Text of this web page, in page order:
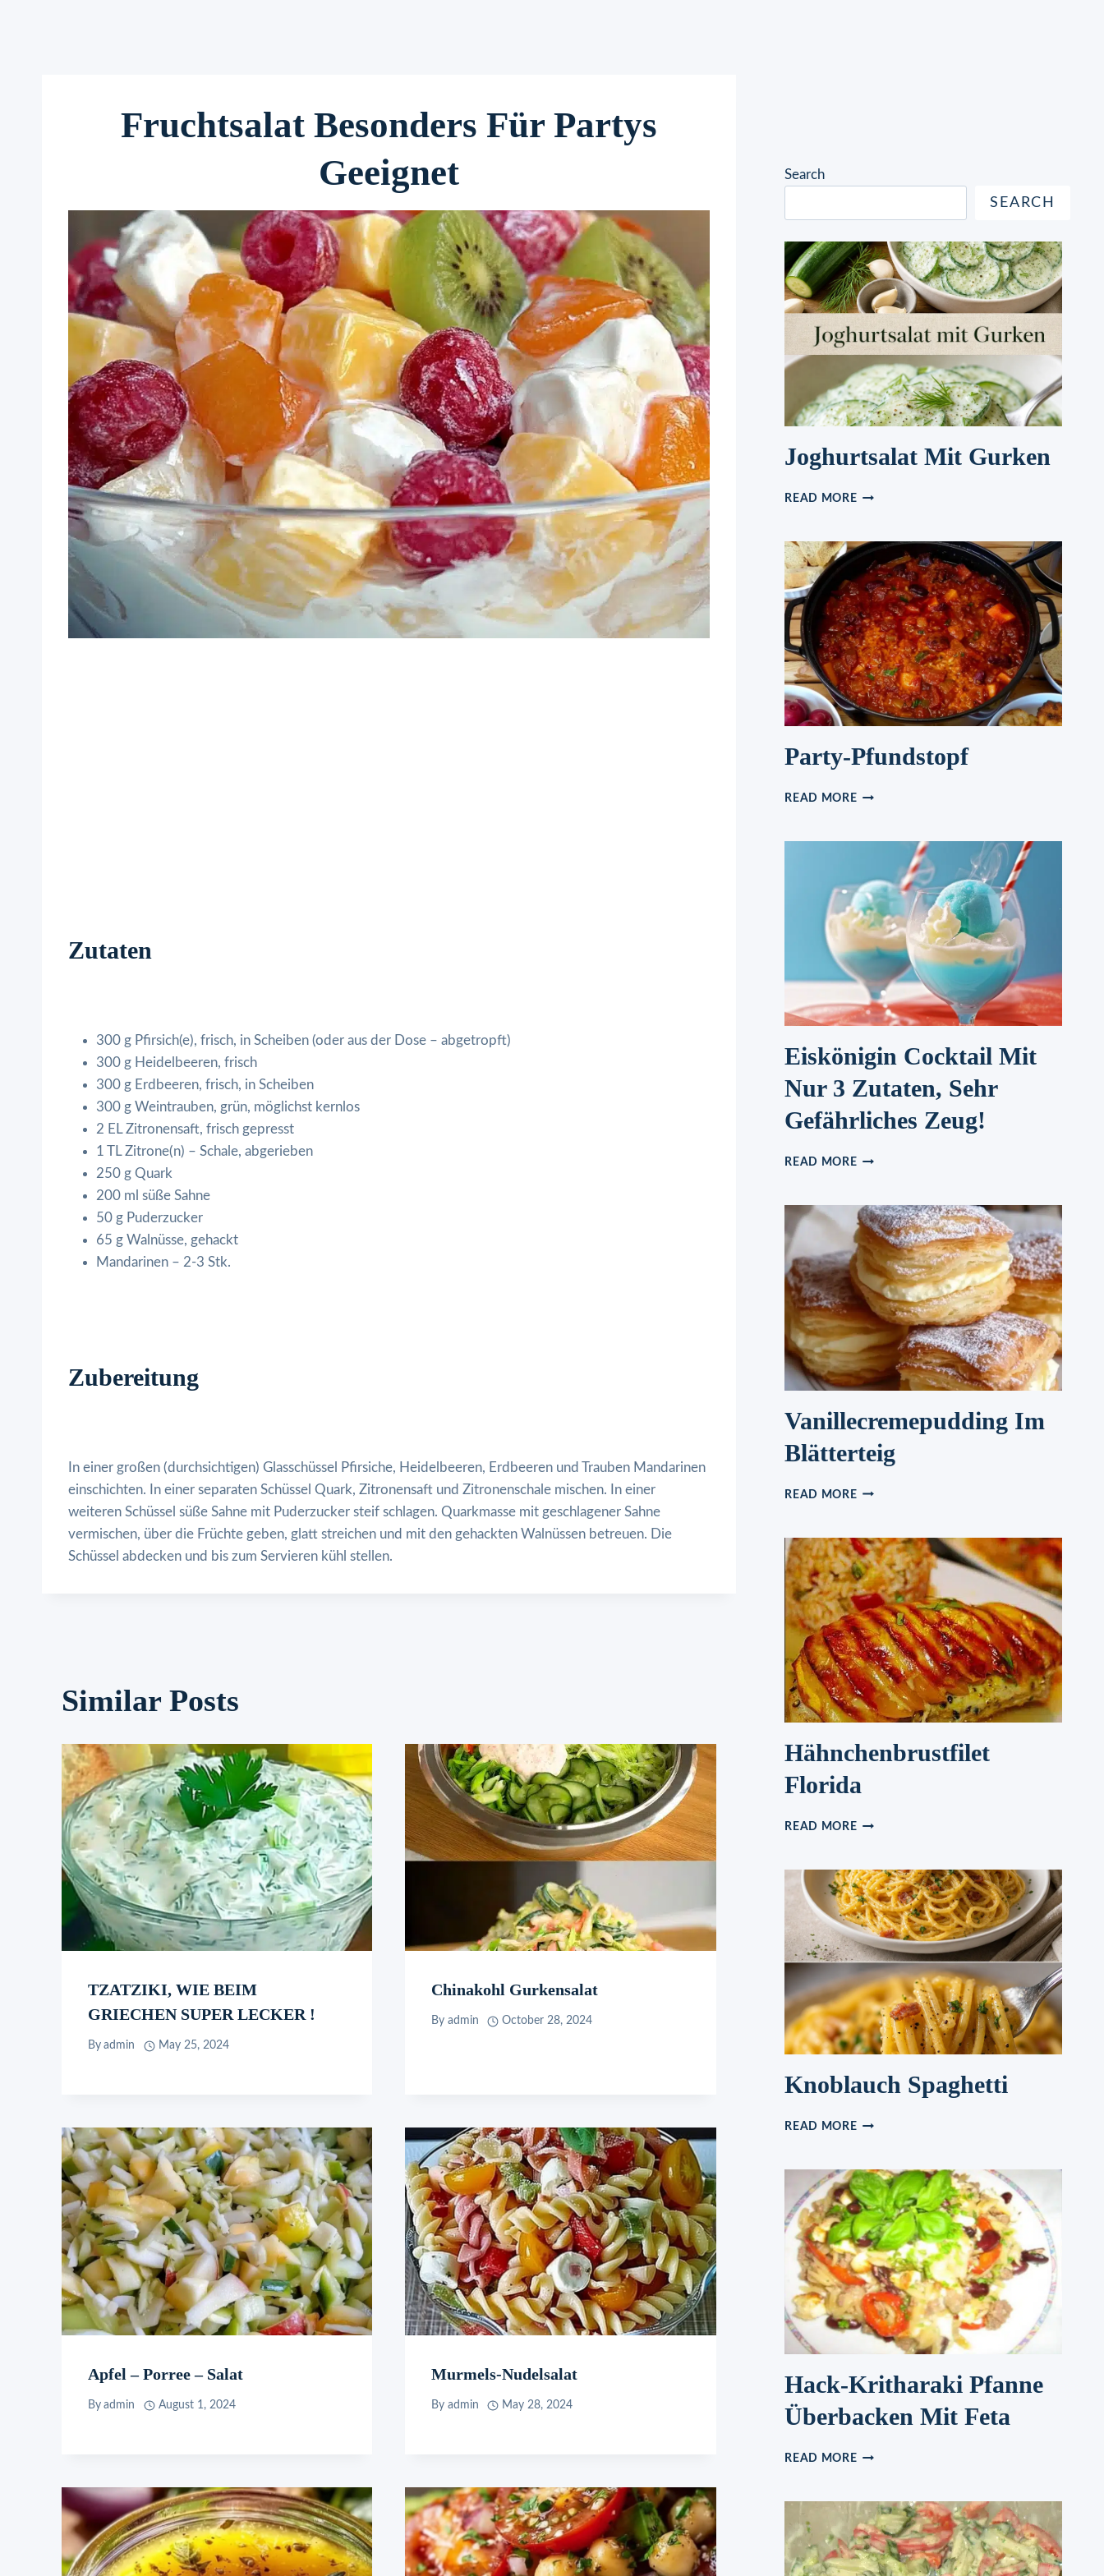
Fruchtsalat Besonders Für Partys
Geeignet
Zutaten
300 g Pfirsich(e), frisch, in Scheiben (oder aus der Dose – abgetropft)
300 g Heidelbeeren, frisch
300 g Erdbeeren, frisch, in Scheiben
300 g Weintrauben, grün, möglichst kernlos
2 EL Zitronensaft, frisch gepresst
1 TL Zitrone(n) – Schale, abgerieben
250 g Quark
200 ml süße Sahne
50 g Puderzucker
65 g Walnüsse, gehackt
Mandarinen – 2-3 Stk.
Zubereitung
In einer großen (durchsichtigen) Glasschüssel Pfirsiche, Heidelbeeren, Erdbeeren und Trauben Mandarinen
einschichten. In einer separaten Schüssel Quark, Zitronensaft und Zitronenschale mischen. In einer
weiteren Schüssel süße Sahne mit Puderzucker steif schlagen. Quarkmasse mit geschlagener Sahne
vermischen, über die Früchte geben, glatt streichen und mit den gehackten Walnüssen betreuen. Die
Schüssel abdecken und bis zum Servieren kühl stellen.
Similar Posts
TZATZIKI, WIE BEIM
GRIECHEN SUPER LECKER !
By admin May 25, 2024
Chinakohl Gurkensalat
By admin October 28, 2024
Apfel – Porree – Salat
By admin August 1, 2024
Murmels-Nudelsalat
By admin May 28, 2024
Search
SEARCH
Joghurtsalat Mit Gurken
READ MOREJOGHURTSALAT
Party-Pfundstopf
READ MOREPARTY-
Eiskönigin Cocktail Mit
Nur 3 Zutaten, Sehr
Gefährliches Zeug!
READ MOREEISKÖNIGIN
NUR
3
ZUTATEN,
SEHR
GEFÄHRLICHES
ZEUG!
Vanillecremepudding Im
Blätterteig
READ MOREVANILLECREMEPUDDING
Hähnchenbrustfilet
Florida
READ MOREHÄHNCHENBRUSTFILET
Knoblauch Spaghetti
READ MOREKNOBLAUCH
Hack-Kritharaki Pfanne
Überbacken Mit Feta
READ MOREHACK-
ÜBERBACKEN
MIT
FETA